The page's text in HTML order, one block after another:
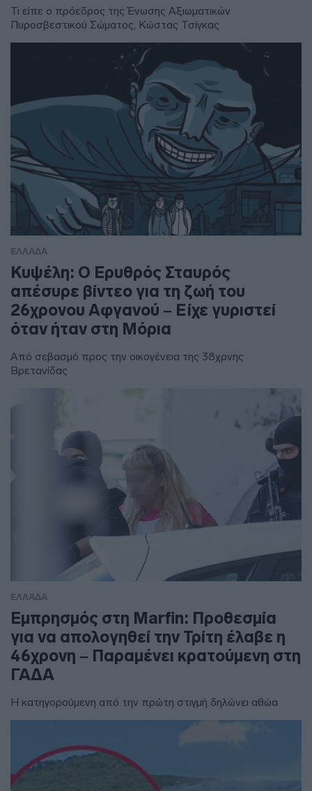
Τι είπε ο πρόεδρος της Ένωσης Αξιωματικών
Πυροσβεστικού Σώματος, Κώστας Τσίγκας
ΕΛΛΑΔΑ
Κυψέλη: Ο Ερυθρός Σταυρός
απέσυρε βίντεο για τη ζωή του
26χρονου Αφγανού – Είχε γυριστεί
όταν ήταν στη Μόρια
Από σεβασμό προς την οικογένεια της 38χρνης
Βρετανίδας
ΕΛΛΑΔΑ
Εμπρησμός στη Marfin: Προθεσμία
για να απολογηθεί την Τρίτη έλαβε η
46χρονη – Παραμένει κρατούμενη στη
ΓΑΔΑ
Η κατηγορούμενη από την πρώτη στιγμή δηλώνει αθώα